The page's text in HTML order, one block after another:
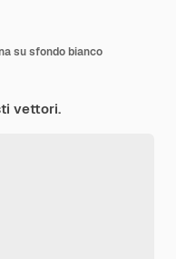
su sfondo bianco
vettori.